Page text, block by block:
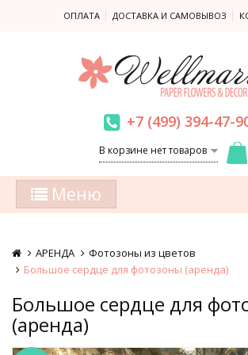
ОПЛАТА ДОСТАВКА И САМОВЫВОЗ
+7 (499) 394-47-
В корзине нет товаров
Меню
АРЕНДА
Фотозоны из цветов
Большое сердце для фотозоны (аренда)
Большое сердце для
(аренда)